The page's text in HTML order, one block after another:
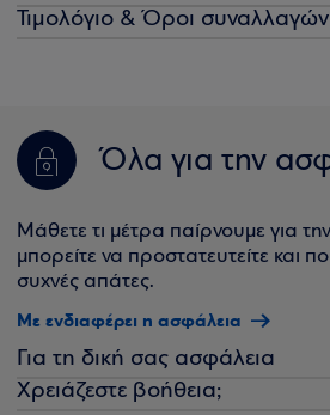
Τιμολόγιο & Όροι συναλλαγών
Όλα για την
Μάθετε τι μέτρα παίρνουμε για
μπορείτε να προστατευτείτε και
συχνές απάτες.
Με ενδιαφέρει η ασφάλεια
Για τη δική σας ασφάλεια
Χρειάζεστε βοήθεια;